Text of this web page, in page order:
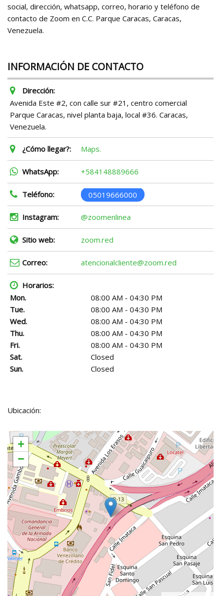
social, dirección, whatsapp, correo, horario y teléfono de
contacto de Zoom en C.C. Parque Caracas, Caracas,
Venezuela.
INFORMACIÓN DE CONTACTO
Dirección:
Avenida Este #2, con calle sur #21, centro comercial
Parque Caracas, nivel planta baja, local #36. Caracas,
Venezuela.
¿Cómo llegar?: Maps.
WhatsApp: +584148889666
Teléfono: 05019666000
Instagram: @zoomenlinea
Sitio web: zoom.red
Correo: atencionalcliente@zoom.red
Horarios:
Mon.
08:00 AM - 04:30 PM
Tue.
08:00 AM - 04:30 PM
Wed.
08:00 AM - 04:30 PM
Thu.
08:00 AM - 04:30 PM
Fri.
08:00 AM - 04:30 PM
Sat.
Closed
Sun.
Closed
Ubicación:
+
−